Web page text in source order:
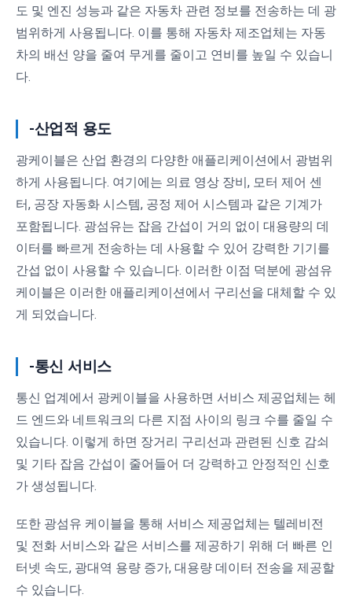
도 및 엔진 성능과 같은 자동차 관련 정보를 전송하는 데 광
범위하게 사용됩니다. 이를 통해 자동차 제조업체는 자동
차의 배선 양을 줄여 무게를 줄이고 연비를 높일 수 있습니
다.
-산업적 용도
광케이블은 산업 환경의 다양한 애플리케이션에서 광범위
하게 사용됩니다. 여기에는 의료 영상 장비, 모터 제어 센
터, 공장 자동화 시스템, 공정 제어 시스템과 같은 기계가
포함됩니다. 광섬유는 잡음 간섭이 거의 없이 대용량의 데
이터를 빠르게 전송하는 데 사용할 수 있어 강력한 기기를
간섭 없이 사용할 수 있습니다. 이러한 이점 덕분에 광섬유
케이블은 이러한 애플리케이션에서 구리선을 대체할 수 있
게 되었습니다.
-통신 서비스
통신 업계에서 광케이블을 사용하면 서비스 제공업체는 헤
드 엔드와 네트워크의 다른 지점 사이의 링크 수를 줄일 수
있습니다. 이렇게 하면 장거리 구리선과 관련된 신호 감쇠
및 기타 잡음 간섭이 줄어들어 더 강력하고 안정적인 신호
가 생성됩니다.
또한 광섬유 케이블을 통해 서비스 제공업체는 텔레비전
및 전화 서비스와 같은 서비스를 제공하기 위해 더 빠른 인
터넷 속도, 광대역 용량 증가, 대용량 데이터 전송을 제공할
수 있습니다.